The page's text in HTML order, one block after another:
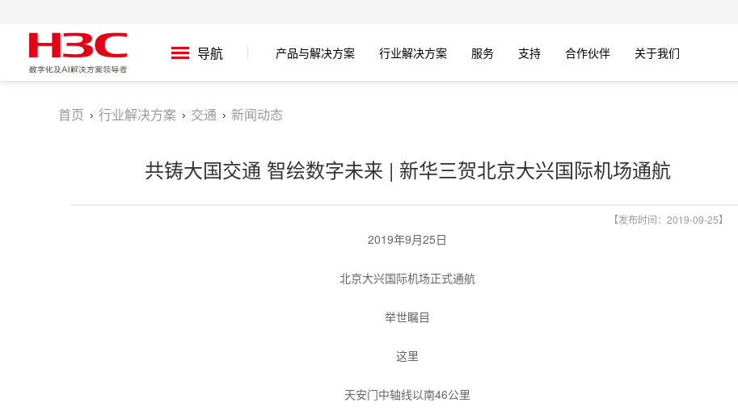
导航 产品与解决方案 行业解决方案 服务 支持 合作伙伴 关于我们
首页 行业解决方案 交通 新闻动态
共铸大国交通 智绘数字未来 | 新华三贺北京大兴国际机场通航
【发布时间：2019-09-25】
2019年9月25日
北京大兴国际机场正式通航
举世瞩目
这里
天安门中轴线以南46公里